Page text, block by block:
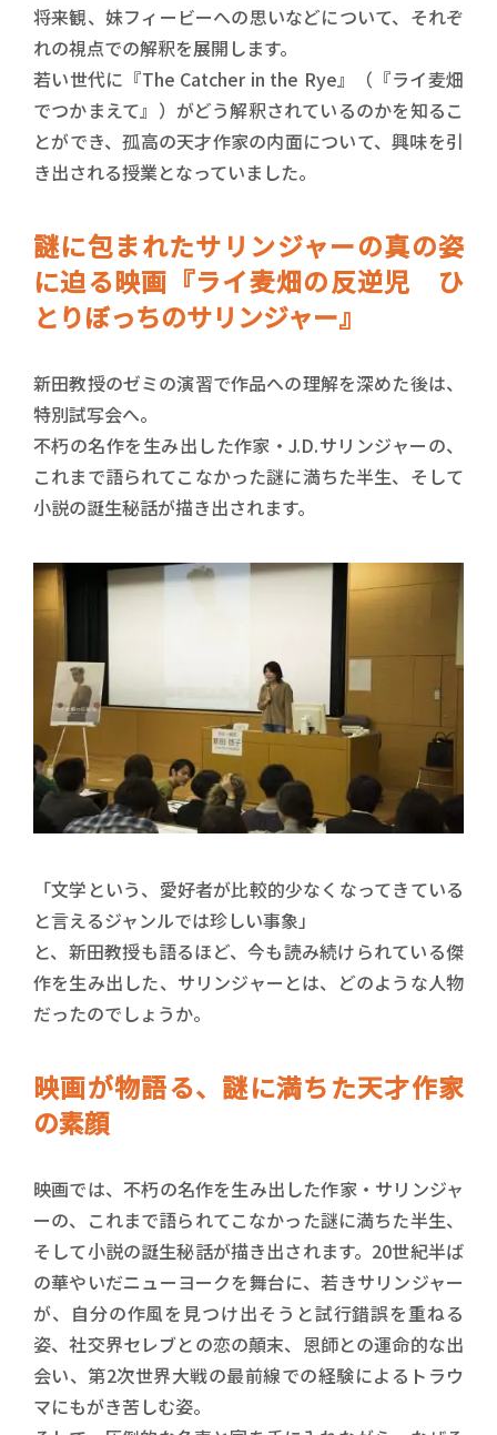
将来観、妹フィービーへの思いなどについて、それぞ
れの視点での解釈を展開します。
若い世代に『The Catcher in the Rye』（『ライ麦畑
でつかまえて』）がどう解釈されているのかを知るこ
とができ、孤高の天才作家の内面について、興味を引
き出される授業となっていました。
謎に包まれたサリンジャーの真の姿
に迫る映画『ライ麦畑の反逆児 ひ
とりぼっちのサリンジャー』
新田教授のゼミの演習で作品への理解を深めた後は、
特別試写会へ。
不朽の名作を生み出した作家・J.D.サリンジャーの、
これまで語られてこなかった謎に満ちた半生、そして
小説の誕生秘話が描き出されます。
「文学という、愛好者が比較的少なくなってきている
と言えるジャンルでは珍しい事象」
と、新田教授も語るほど、今も読み続けられている傑
作を生み出した、サリンジャーとは、どのような人物
だったのでしょうか。
映画が物語る、謎に満ちた天才作家
の素顔
映画では、不朽の名作を生み出した作家・サリンジャ
ーの、これまで語られてこなかった謎に満ちた半生、
そして小説の誕生秘話が描き出されます。20世紀半ば
の華やいだニューヨークを舞台に、若きサリンジャー
が、自分の作風を見つけ出そうと試行錯誤を重ねる
姿、社交界セレブとの恋の顛末、恩師との運命的な出
会い、第2次世界大戦の最前線での経験によるトラウ
マにもがき苦しむ姿。